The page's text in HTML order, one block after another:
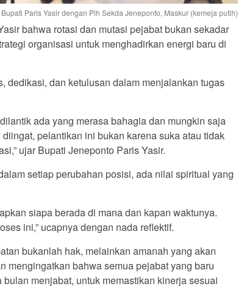
Bupati Paris Yasir dengan Plh Sekda Jeneponto, Maskur (kemeja putih)
bahwa rotasi dan mutasi pejabat bukan sekadar
organisasi untuk menghadirkan energi baru di
dedikasi, dan ketulusan dalam menjalankan tugas
ada yang merasa bahagia dan mungkin saja
pelantikan ini bukan karena suka atau tidak
ujar Bupati Jeneponto Paris Yasir.
setiap perubahan posisi, ada nilai spiritual yang
siapa berada di mana dan kapan waktunya.
ini,” ucapnya dengan nada reflektif.
bukanlah hak, melainkan amanah yang akan
mengingatkan bahwa semua pejabat yang baru
menjabat, untuk memastikan kinerja sesuai